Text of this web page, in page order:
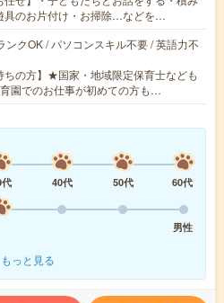
具のお片付け・お掃除…などを…
ンクOK / パソコンスキル不要 / 英語力不
ちの方】★国家・地域限定保育士なども
園でのお仕事が初めての方も…
40代 50代
60代
男性
もっと見る